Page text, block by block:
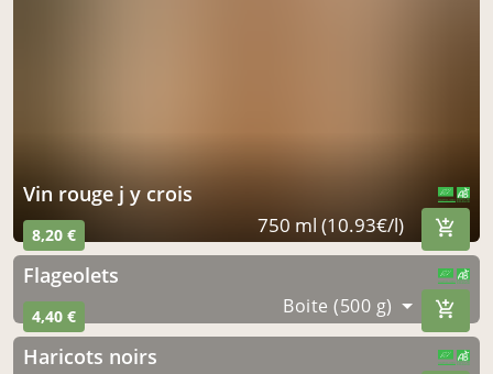
vin rouge j y crois
8,20 € 750 ml (10.93€/l)
flageolets
4,40 € Boite (500 g)
haricots noirs